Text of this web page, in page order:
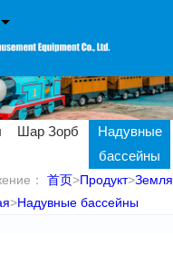
Шар Зорб
Надувные
бассейны
：
首页>Продукт>Земля
>Надувные бассейны